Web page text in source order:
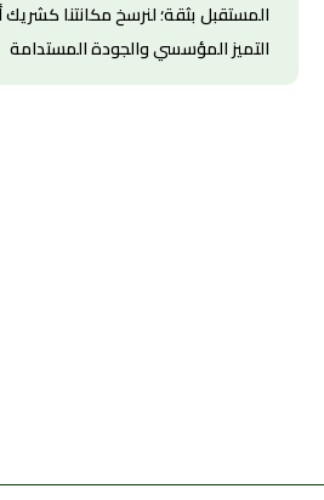
المستقبل بثقة؛ لنرسخ مكانتنا
التميز المؤسسي والجودة المستدامة